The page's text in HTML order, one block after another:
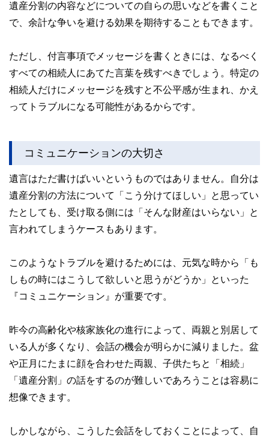
遺産分割の内容などについての自らの思いなどを書くこと
で、余計な争いを避ける効果を期待することもできます。
ただし、付言事項でメッセージを書くときには、なるべく
すべての相続人にあてた言葉を残すべきでしょう。特定の
相続人だけにメッセージを残すと不公平感が生まれ、かえ
ってトラブルになる可能性があるからです。
コミュニケーションの大切さ
遺言はただ書けばいいというものではありません。自分は
遺産分割の方法について「こう分けてほしい」と思ってい
たとしても、受け取る側には「そんな財産はいらない」と
言われてしまうケースもあります。
このようなトラブルを避けるためには、元気な時から「も
しもの時にはこうして欲しいと思うがどうか」といった
『コミュニケーション』が重要です。
昨今の高齢化や核家族化の進行によって、両親と別居して
いる人が多くなり、会話の機会が明らかに減りました。盆
や正月にたまに顔を合わせた両親、子供たちと「相続」
「遺産分割」の話をするのが難しいであろうことは容易に
想像できます。
しかしながら、こうした会話をしておくことによって、自